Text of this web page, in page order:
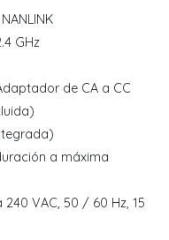
GHz
de CA a CC
a máxima
VAC, 50 / 60 Hz, 15